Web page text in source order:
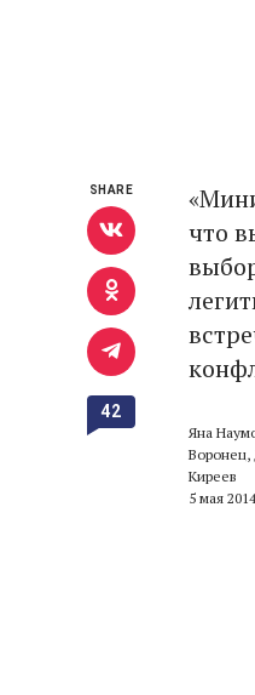
что
Яна
Воронец,
Киреев
5 мая 2014
SHARE
42